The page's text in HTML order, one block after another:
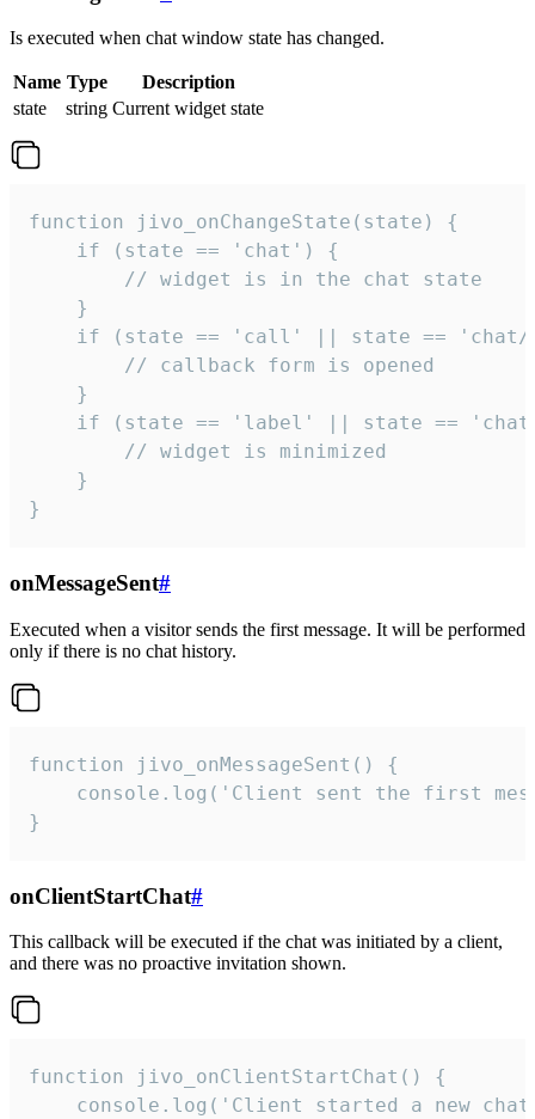
Is executed when chat window state has changed.
Name Type
Description
state
string Current widget state
function jivo_onChangeState(state) {
    if (state == 'chat') {
        // widget is in the chat state
    }
if (state == 'call' || state ==
        // callback form is opened
    }
if (state == 'label' || state ==
        // widget is minimized
    }
}
onMessageSent#
Executed when a visitor sends the first message. It will be performed
only if there is no chat history.
function jivo_onMessageSent() {
console.log('Client sent the first
}
onClientStartChat#
This callback will be executed if the chat was initiated by a client,
and there was no proactive invitation shown.
function jivo_onClientStartChat() {
console.log('Client started a new